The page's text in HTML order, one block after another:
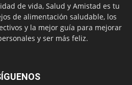
de vida, Salud y Amistad es tu
de alimentación saludable, los
y la mejor guía para mejorar
y ser más feliz.